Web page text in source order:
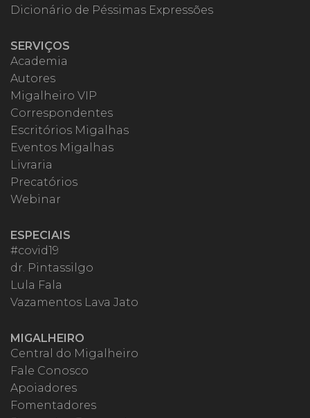
Dicionário de Péssimas Expressões
SERVIÇOS
Academia
Autores
Migalheiro VIP
Correspondentes
Escritórios Migalhas
Eventos Migalhas
Livraria
Precatórios
Webinar
ESPECIAIS
#covid19
dr. Pintassilgo
Lula Fala
Vazamentos Lava Jato
MIGALHEIRO
Central do Migalheiro
Fale Conosco
Apoiadores
Fomentadores